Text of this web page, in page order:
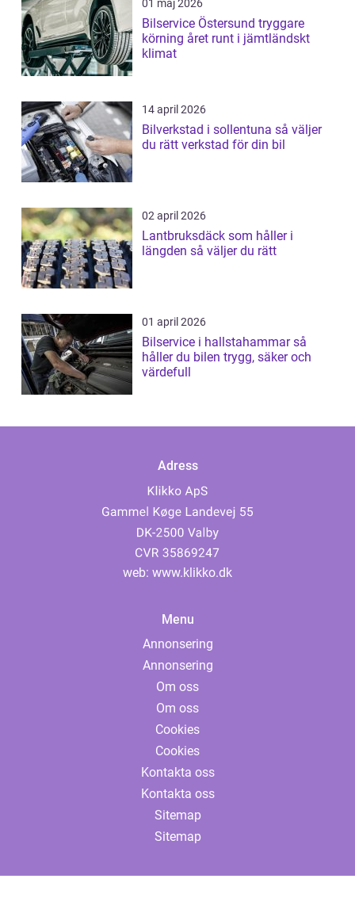
01 maj 2026
Bilservice Östersund tryggare
körning året runt i jämtländskt
klimat
14 april 2026
Bilverkstad i sollentuna så väljer
du rätt verkstad för din bil
02 april 2026
Lantbruksdäck som håller i
längden så väljer du rätt
01 april 2026
Bilservice i hallstahammar så
håller du bilen trygg, säker och
värdefull
Adress
web: www.klikko.dk
Menu
Annonsering
Annonsering
Om oss
Om oss
Cookies
Cookies
Kontakta oss
Kontakta oss
Sitemap
Sitemap